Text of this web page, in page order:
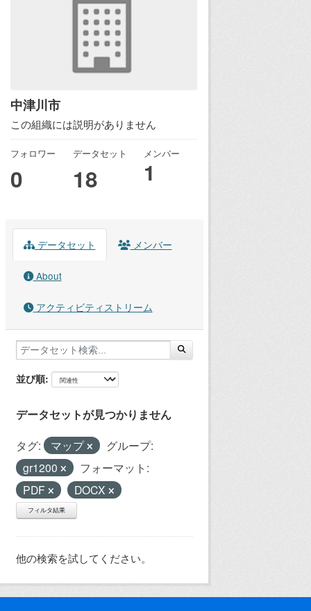
中津川市
この組織には説明がありません
フォロワー
0
データセット
18
メンバー
1
データセット メンバー
About
アクティビティストリーム
並び順
データセットが見つかりません
タグ: マップ
グループ:
gr1200
フォーマット:
PDF
DOCX
フィルタ結果
他の検索を試してください。